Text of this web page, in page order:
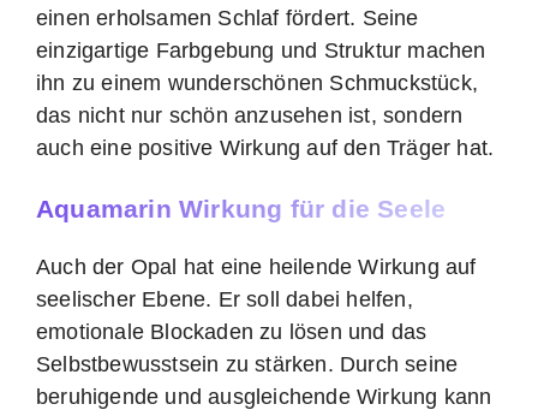
einen erholsamen Schlaf fördert. Seine
einzigartige Farbgebung und Struktur machen
ihn zu einem wunderschönen Schmuckstück,
das nicht nur schön anzusehen ist, sondern
auch eine positive Wirkung auf den Träger hat.
Aquamarin Wirkung für die Seele
Auch der Opal hat eine heilende Wirkung auf
seelischer Ebene. Er soll dabei helfen,
emotionale Blockaden zu lösen und das
Selbstbewusstsein zu stärken. Durch seine
beruhigende und ausgleichende Wirkung kann